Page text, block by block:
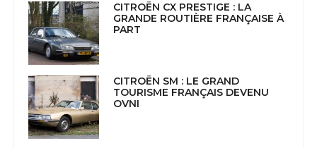
CITROËN CX PRESTIGE : LA
GRANDE ROUTIÈRE FRANÇAISE À
PART
CITROËN SM : LE GRAND
TOURISME FRANÇAIS DEVENU
OVNI